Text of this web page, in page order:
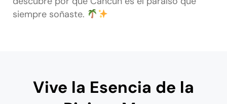
siempre soñaste.
Vive la Esencia de la